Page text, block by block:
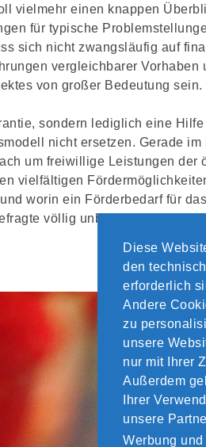
Diese
den
erforderlich
Andere
zu
unsere
nur mit Ihrer
Außerdem
Ihrer
unsere
Werbung
vielmehr einen knappen
für typische
sich nicht zwangsläufig auf
vergleichbarer Vorhaben
von großer Bedeutung sein.
sondern lediglich eine
nicht ersetzen. Gerade im
um freiwillige Leistungen der
vielfältigen
worin ein Förderbedarf für
völlig unbürokratische